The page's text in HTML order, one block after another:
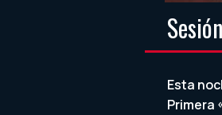
Esta
Primera